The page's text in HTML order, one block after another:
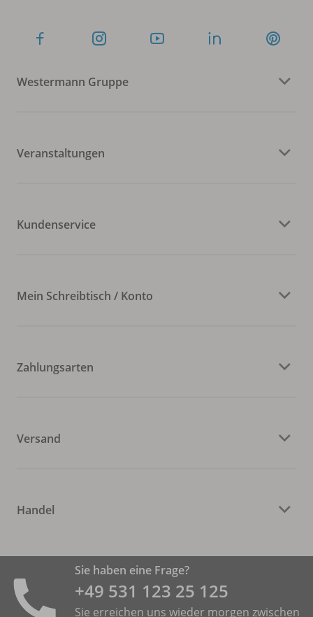
Westermann Gruppe
Veranstaltungen
Kundenservice
Mein Schreibtisch / Konto
Zahlungsarten
Versand
Handel
Sie haben eine Frage?
+49 531 ­123 25 125
Sie erreichen uns wieder morgen zwischen